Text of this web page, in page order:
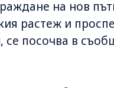
на нов
растеж и
се посочва в